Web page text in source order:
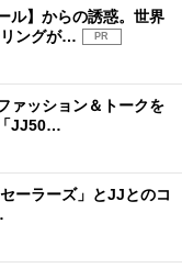
ル】からの誘惑。世界
ングが…
PR
ァッション＆トークを
JJ50…
ーラーズ」とJJとのコ